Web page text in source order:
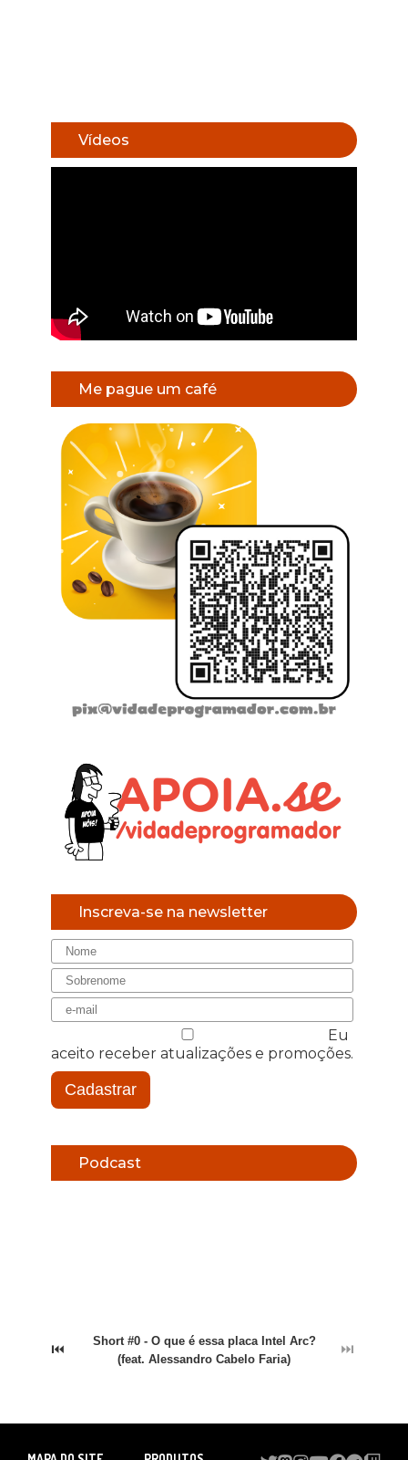
Vídeos
Me pague um café
Inscreva-se na newsletter
Eu
aceito receber atualizações e promoções.
Cadastrar
Podcast
⏮
Short #0 - O que é essa placa Intel Arc?
(feat. Alessandro Cabelo Faria)
⏭